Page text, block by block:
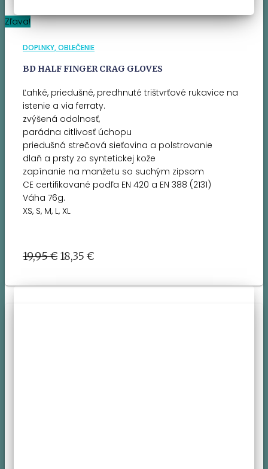
Zľava!
DOPLNKY OBLEČENIE
BD HALF FINGER CRAG GLOVES
Ľahké, priedušné, predhnuté trištvrťové rukavice na
istenie a via ferraty.
zvýšená odolnosť,
parádna citlivosť úchopu
priedušná strečová sieťovina a polstrovanie
dlaň a prsty zo syntetickej kože
zapínanie na manžetu so suchým zipsom
CE certifikované podľa EN 420 a EN 388 (2131)
Váha 76g.
XS, S, M, L, XL
19,95€ Pôvodná
18,35 €Aktuálna